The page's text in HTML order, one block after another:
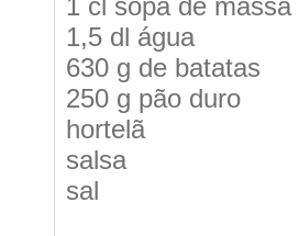
1 cl sopa de
1,5 dl água
630 g de batatas
250 g pão duro
hortelã
salsa
sal